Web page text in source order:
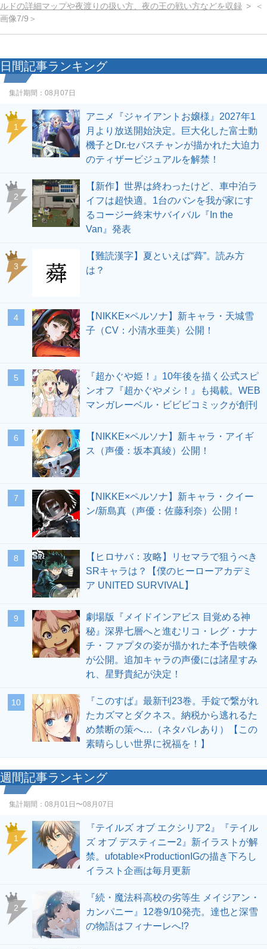
ルドの詳細マップや夜渡りの扱い方、夜の王の戦い方などを収録
＜
画像7/9＞
日間記事ランキング
集計期間： 08月07日
1
アニメ『ジャイアントお嬢様』2027年1
月より放送開始決定。巨大化した富士動
機子とDr.セバスチャンが描かれた大迫力
のティザービジュアルを解禁！
2
【新作】世界は終わったけど、車中泊ラ
イフは超快適。1台のバンを我が家にす
るコージー終末サバイバル『In the
Van』発表
3
【難読漢字】夏といえば“蕣”。読み方
は？
4
【NIKKE×ペルソナ】新キャラ・天城雪
子（CV：小清水亜美）公開！
5
『超かぐや姫！』10年後を描く公式スピ
ンオフ『超かぐやメシ！』も掲載。WEB
マンガレーベル・ビビビコミックが創刊
6
【NIKKE×ペルソナ】新キャラ・アイギ
ス（声優：坂本真綾）公開！
7
【NIKKE×ペルソナ】新キャラ・クイー
ン/新島真（声優：佐藤利奈）公開！
8
【ヒロサバ：攻略】リセマラで狙うべき
SRキャラは？【僕のヒーローアカデミ
ア UNITED SURVIVAL】
9
劇場版『メイドインアビス 目覚める神
秘』深界七層へと進むリコ・レグ・ナナ
チ・ファプタの姿が描かれた本予告映像
が公開。追加キャラの声優には諸星すみ
れ、星野貴紀が決定！
10
『このすば』最新刊23巻。手錠で繋がれ
たカズマとダクネス。納税から逃れるた
め禁断の策へ…（ネタバレあり）【この
素晴らしい世界に祝福を！】
週間記事ランキング
集計期間： 08月01日〜08月07日
1
『テイルズ オブ エクシリア2』『テイル
ズ オブ デスティニー2』新イラストが解
禁。ufotable×ProductionIGの描き下ろし
イラスト企画は毎月更新
2
『続・魔法科高校の劣等生 メイジアン・
カンパニー』12巻9/10発売。達也と深雪
の物語はフィナーレへ!?